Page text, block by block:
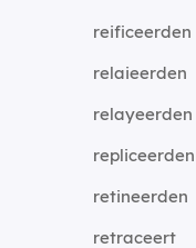
reificeerden
relaieerden
relayeerden
repliceerden
retineerden
retraceert